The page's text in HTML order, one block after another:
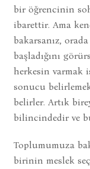
bir öğrencinin
ibarettir. Ama
bakarsanız,
başladığını
herkesin varmak
sonucu
belirler. Artık
bilincindedir ve
Toplumumuza
birinin meslek